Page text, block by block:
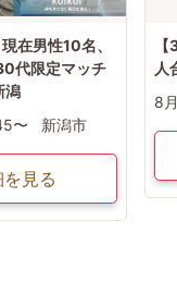
在男性10名、
代限定マッチ
潟
〜 新潟市
見る
人
8